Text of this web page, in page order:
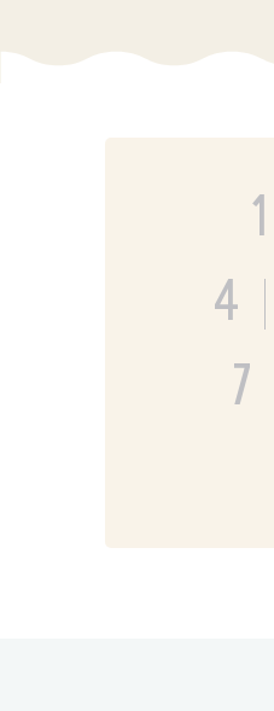
1
4
7